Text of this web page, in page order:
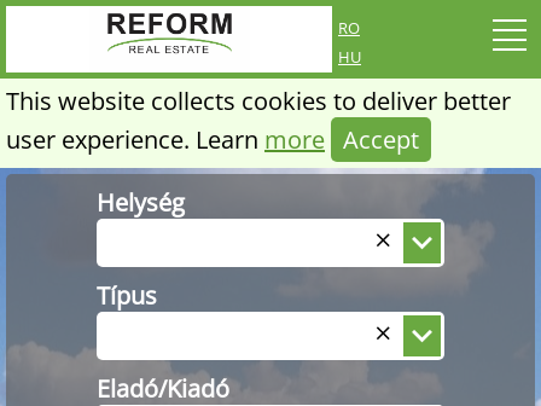
ro
hu
This website collects cookies to deliver better
user experience. Learn more Accept
Helység
Típus
Eladó/Kiadó